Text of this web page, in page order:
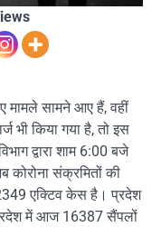
सामने आए हैं, वहीं
भी किया गया है, तो इस
द्वारा शाम 6:00 बजे
संक्रमितों की
एक्टिव केस है। प्रदेश
में आज 16387 सैंपलों